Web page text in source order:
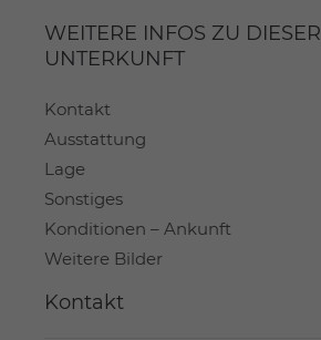
WEITERE INFOS ZU DIESER
UNTERKUNFT
Kontakt
Ausstattung
Lage
Sonstiges
Konditionen – Ankunft
Weitere Bilder
Kontakt